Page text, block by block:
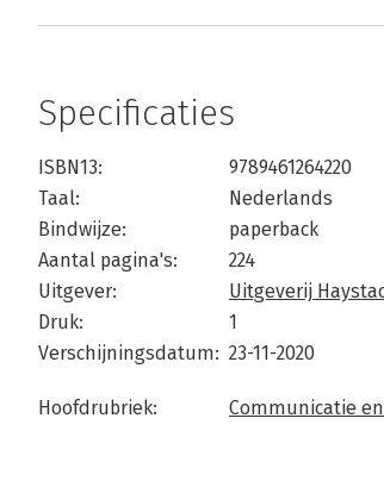
Specificaties
ISBN13:
9789461264220
Taal:
Nederlands
Bindwijze:
paperback
Aantal pagina's:
224
Uitgever:
Uitgeverij
Druk:
1
Verschijningsdatum: 23-11-2020
Hoofdrubriek: Communicatie